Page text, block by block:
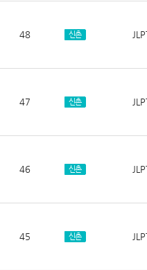
48 신촌
47 신촌
46 신촌
45 신촌